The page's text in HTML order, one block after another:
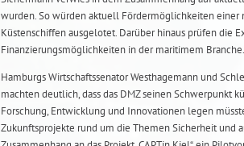
wurden. So würden aktuell Fördermöglichkeiten
Küstenschiffen ausgelotet. Darüber hinaus prüfen die
Finanzierungsmöglichkeiten in der maritimem Branche.
Hamburgs Wirtschaftssenator Westhagemann und
machten deutlich, dass das DMZ seinen Schwerpunkt
Forschung, Entwicklung und Innovationen legen
Zukunftsprojekte rund um die Themen Sicherheit und